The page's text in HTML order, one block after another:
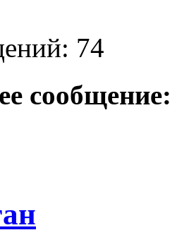
74
сообщение: